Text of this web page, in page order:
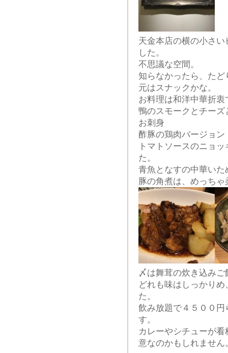
天金本店の横の小さ
した。
不思議な空間。
知らなかったら、たど
元はスナックかな。
お料理は和洋中華折衷
鴨のスモークとチー
お刺身
酢豚の鶏肉バージョン
トマトソースのニョ
た。
青魚となすの中華い
豚の角煮は、めっちゃ
〆は舞茸の炊き込み
どれも味はしっかり
た。
飲み放題で４５００
す。
カレーやシチューが
意なのかもしれません